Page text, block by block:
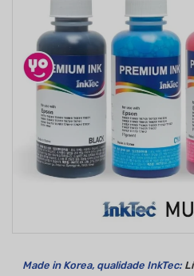
Made in Korea, qualidade InkTec: